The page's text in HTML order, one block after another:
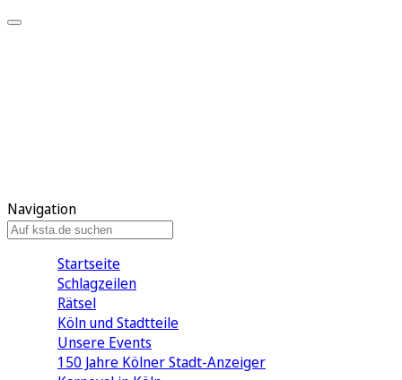
Navigation
Startseite
Schlagzeilen
Rätsel
Köln und Stadtteile
Unsere Events
150 Jahre Kölner Stadt-Anzeiger